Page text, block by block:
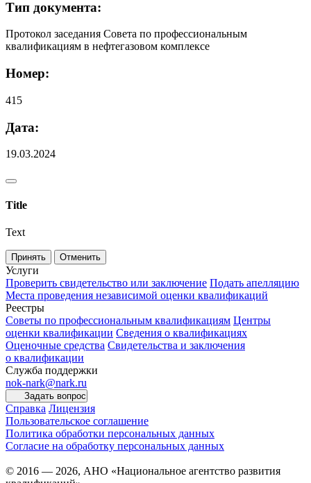
Тип документа:
Протокол заседания Совета по профессиональным
квалификациям в нефтегазовом комплексе
Номер:
415
Дата:
19.03.2024
Title
Text
Принять Отменить
Услуги
Проверить свидетельство или заключение Подать апелляцию
Места проведения независимой оценки квалификаций
Реестры
Советы по профессиональным квалификациям Центры
оценки квалификации Сведения о квалификациях
Оценочные средства Свидетельства и заключения
о квалификации
Служба поддержки
nok-nark@nark.ru
Задать вопрос
Справка Лицензия
Пользовательское соглашение
Политика обработки персональных данных
Согласие на обработку персональных данных
© 2016 — 2026, АНО «Национальное агентство развития